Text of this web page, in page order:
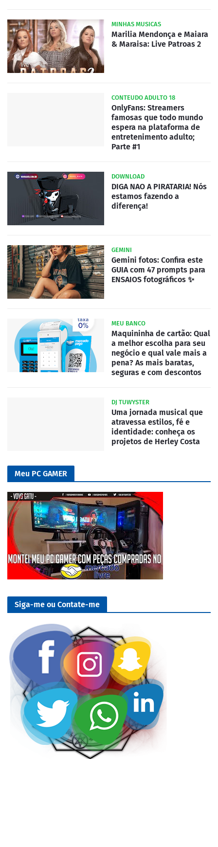
MINHAS MUSICAS
Marilia Mendonça e Maiara
& Maraisa: Live Patroas 2
CONTEUDO ADULTO 18
OnlyFans: Streamers
famosas que todo mundo
espera na plataforma de
entretenimento adulto;
Parte #1
DOWNLOAD
DIGA NAO A PIRATARIA! Nós
estamos fazendo a
diferença!
GEMINI
Gemini fotos: Confira este
GUIA com 47 prompts para
ENSAIOS fotográficos ✨
MEU BANCO
Maquininha de cartão: Qual
a melhor escolha para seu
negócio e qual vale mais a
pena? As mais baratas,
seguras e com descontos
DJ TUWYSTER
Uma jornada musical que
atravessa estilos, fé e
identidade: conheça os
projetos de Herley Costa
Meu PC GAMER
Siga-me ou Contate-me